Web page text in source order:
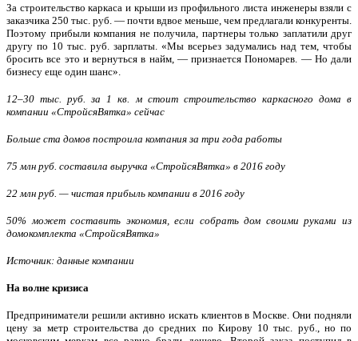
За строительство каркаса и крыши из профильного листа инженеры взяли с
заказчика 250 тыс. руб. — почти вдвое меньше, чем предлагали конкуренты.
Поэтому прибыли компания не получила, партнеры только заплатили друг
другу по 10 тыс. руб. зарплаты. «Мы всерьез задумались над тем, чтобы
бросить все это и вернуться в найм, — признается Пономарев. — Но дали
бизнесу еще один шанс».
12–30 тыс. руб. за 1 кв. м стоит строительство каркасного дома в
компании «СтройсяВятка» сейчас
Больше ста домов построила компания за три года работы
75 млн руб. составила выручка «СтройсяВятка» в 2016 году
22 млн руб. — чистая прибыль компании в 2016 году
50% может составить экономия, если собрать дом своими руками из
домокомплекта «СтройсяВятка»
Источник: данные компании
На волне кризиса
Предприниматели решили активно искать клиентов в Москве. Они подняли
цену за метр строительства до средних по Кирову 10 тыс. руб., но по